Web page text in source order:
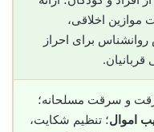
موازین اخلاقی،
برای احراز
و سرقت مسلحانه؛
اموال؛ تنظیم شکایت،